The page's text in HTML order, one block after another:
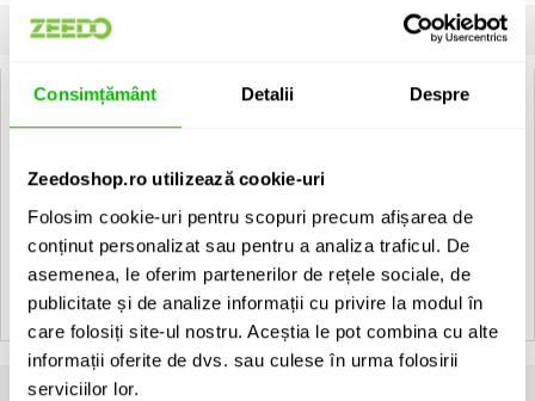
Consimțământ Detalii Despre
Zeedoshop.ro utilizează cookie-uri
Folosim cookie-uri pentru scopuri precum afișarea de
conținut personalizat sau pentru a analiza traficul. De
asemenea, le oferim partenerilor de rețele sociale, de
publicitate și de analize informații cu privire la modul în
care folosiți site-ul nostru. Aceștia le pot combina cu alte
informații oferite de dvs. sau culese în urma folosirii
serviciilor lor.
INFORMATII 0)
Artecta Aalborg-SQ-B:
Blue - With Built in LED Driver
• Housing: Polished aluminium
Vezi toate produsele de tip Surface Artecta
Vezi toate produsele din categoriaSurface
Vezi toate produsele producatoruluiArtecta
Produse apartinand aceluiasi producator